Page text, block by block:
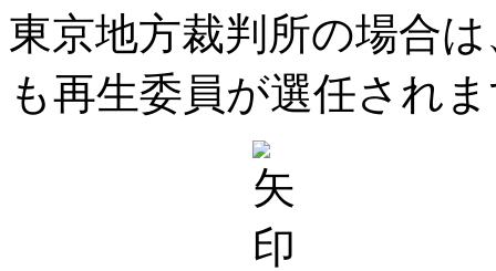
東京地方裁判所の場合
も再生委員が選任され